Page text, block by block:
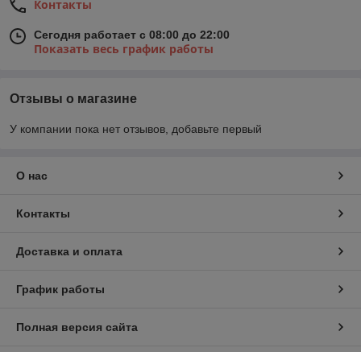
Контакты
Сегодня работает с 08:00 до 22:00
Показать весь график работы
Отзывы о магазине
У компании пока нет отзывов, добавьте первый
О нас
Контакты
Доставка и оплата
График работы
Полная версия сайта